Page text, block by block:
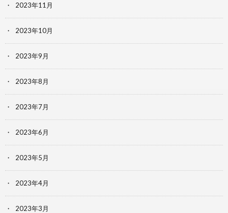
2023年11月
2023年10月
2023年9月
2023年8月
2023年7月
2023年6月
2023年5月
2023年4月
2023年3月